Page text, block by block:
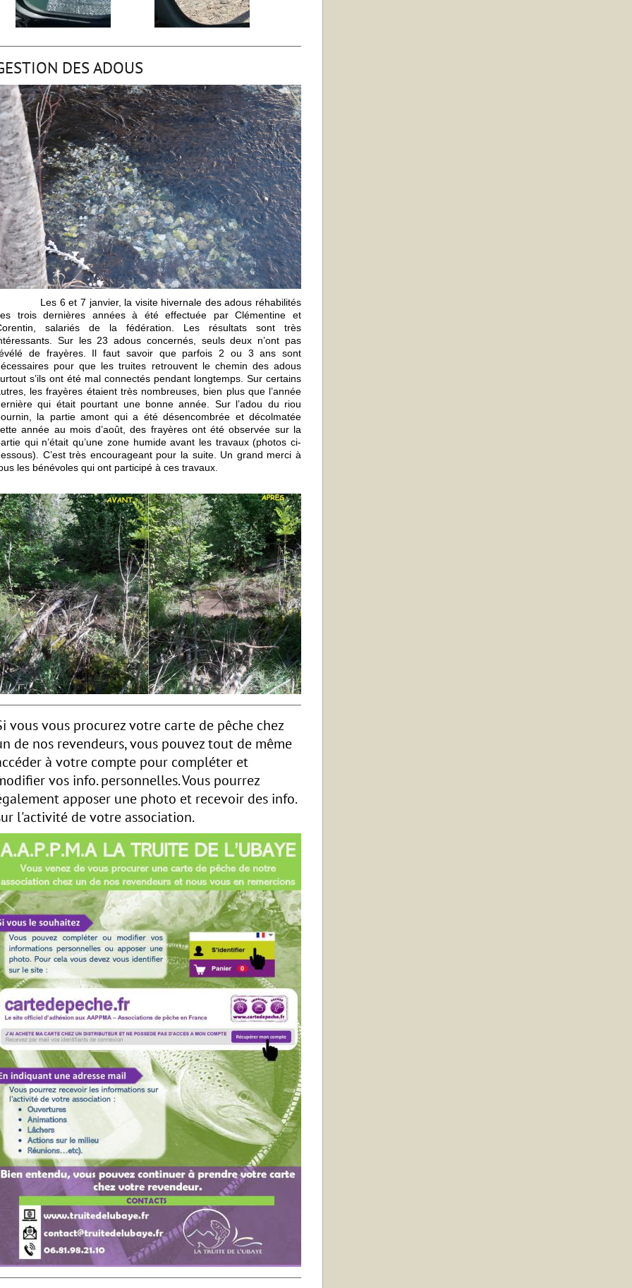
DES ADOUS
6 et 7 janvier, la visite hivernale des adous réhabilités
trois dernières années à été effectuée par Clémentine et
salariés de la fédération. Les résultats sont très
Sur les 23 adous concernés, seuls deux n’ont pas
de frayères. Il faut savoir que parfois 2 ou 3 ans sont
pour que les truites retrouvent le chemin des adous
s’ils ont été mal connectés pendant longtemps. Sur certains
les frayères étaient très nombreuses, bien plus que l’année
qui était pourtant une bonne année. Sur l’adou du riou
la partie amont qui a été désencombrée et décolmatée
année au mois d’août, des frayères ont été observée sur la
qui n’était qu’une zone humide avant les travaux (photos ci-
C’est très encourageant pour la suite. Un grand merci à
les bénévoles qui ont participé à ces travaux.
vous vous procurez votre carte de pêche chez
de nos revendeurs, vous pouvez tout de même
à votre compte pour compléter et
vos info. personnelles. Vous pourrez
apposer une photo et recevoir des info.
l'activité de votre association.